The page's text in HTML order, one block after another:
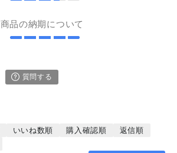
商品の納期について
質問する
いいね数順 購入確認順
返信順